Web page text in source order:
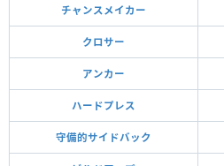
チャンスメイカー
クロサー
アンカー
ハードプレス
守備的サイドバック